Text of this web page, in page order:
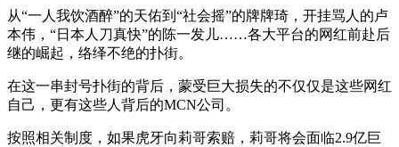
从“一人我饮酒醉”的天佑到“社会摇”的牌牌琦，开挂骂人的卢
本伟，“日本人刀真快”的陈一发儿……各大平台的网红前赴后
继的崛起，络绎不绝的扑街。
在这一串封号扑街的背后，蒙受巨大损失的不仅仅是这些网红
自己，更有这些人背后的MCN公司。
按照相关制度，如果虎牙向莉哥索赔，莉哥将会面临2.9亿巨